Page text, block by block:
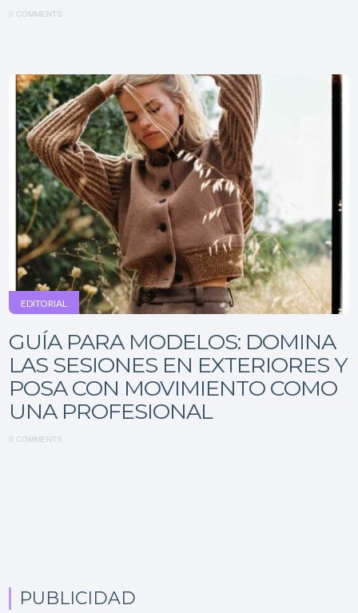
0 COMMENTS
EDITORIAL
GUÍA PARA MODELOS: DOMINA
LAS SESIONES EN EXTERIORES Y
POSA CON MOVIMIENTO COMO
UNA PROFESIONAL
0 COMMENTS
PUBLICIDAD